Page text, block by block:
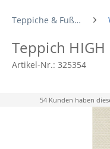
Teppiche & Fußmatten
Teppich HIGH
Artikel-Nr.: 325354
54 Kunden haben